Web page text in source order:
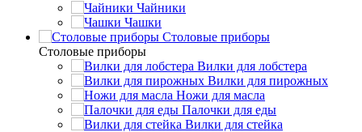
Чайники
Чашки
Cтоловые приборы
Cтоловые приборы
Вилки для лобстера
Вилки для пирожных
Ножи для масла
Палочки для еды
Вилки для стейка